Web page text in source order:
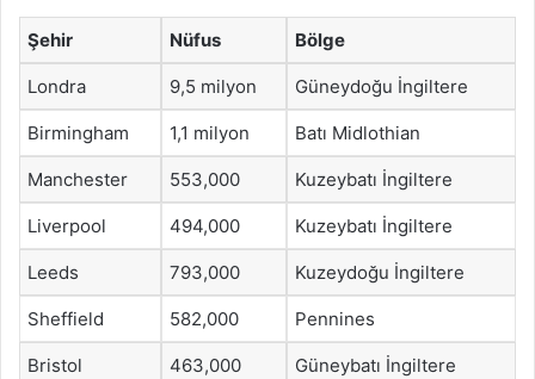
Şehir Nüfus Bölge
Londra 9,5 milyon Güneydoğu İngiltere
Birmingham 1,1 milyon Batı Midlothian
Manchester 553,000 Kuzeybatı İngiltere
Liverpool 494,000 Kuzeybatı İngiltere
Leeds 793,000 Kuzeydoğu İngiltere
Sheffield 582,000 Pennines
Bristol 463,000 Güneybatı İngiltere